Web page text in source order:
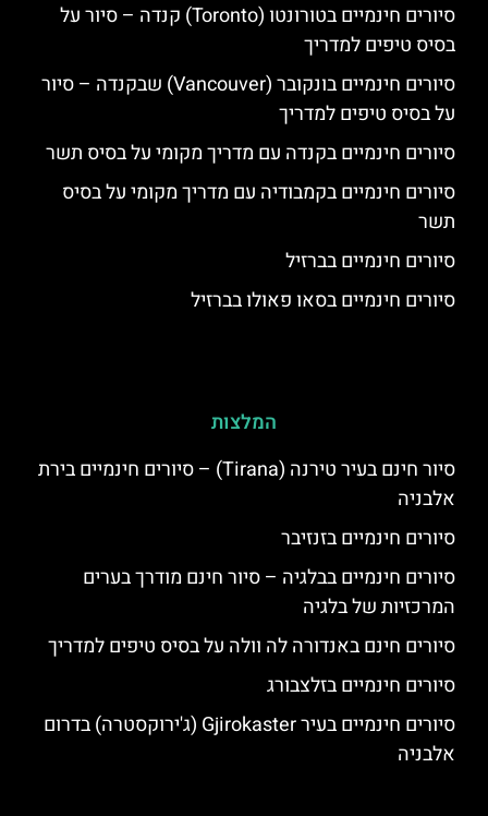
סיורים חינמיים בטורונטו (Toronto) קנדה – סיור על
בסיס טיפים למדריך
סיורים חינמיים בונקובר (Vancouver) שבקנדה – סיור
על בסיס טיפים למדריך
סיורים חינמיים בקנדה עם מדריך מקומי על בסיס תשר
סיורים חינמיים בקמבודיה עם מדריך מקומי על בסיס
תשר
סיורים חינמיים בברזיל
סיורים חינמיים בסאו פאולו בברזיל
המלצות
סיור חינם בעיר טירנה (Tirana) – סיורים חינמיים בירת
אלבניה
סיורים חינמיים בזנזיבר
סיורים חינמיים בבלגיה – סיור חינם מודרך בערים
המרכזיות של בלגיה
סיורים חינם באנדורה לה וולה על בסיס טיפים למדריך
סיורים חינמיים בזלצבורג
סיורים חינמיים בעיר Gjirokaster (ג'ירוקסטרה) בדרום
אלבניה